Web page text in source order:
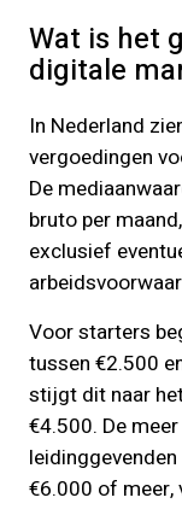
Wat is het
digitale
In Nederland
vergoedingen
De
bruto per
exclusief
Voor starters
tussen €2.500
stijgt dit naar
€4.500. De
€6.000 of meer,